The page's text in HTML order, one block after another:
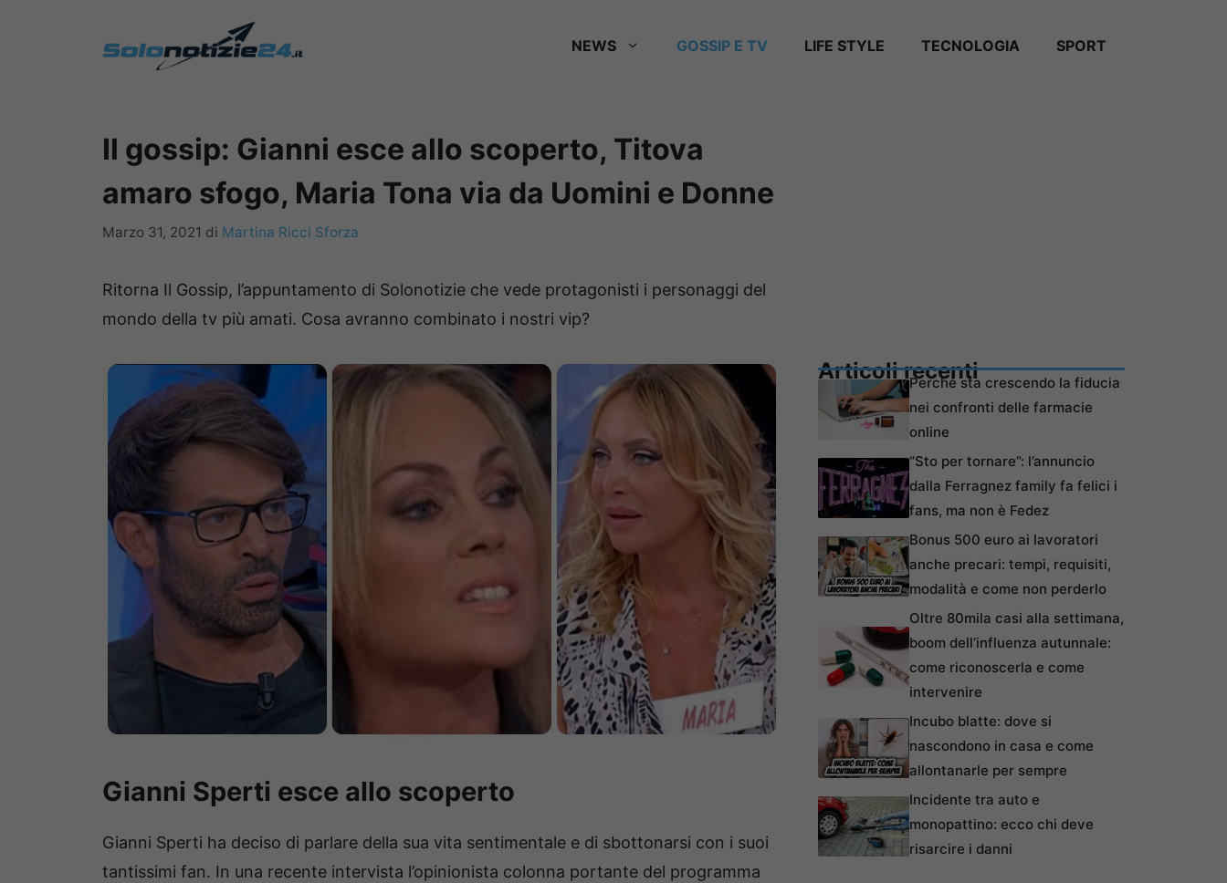
NEWS GOSSIP E TV LIFE STYLE TECNOLOGIA SPORT
Il gossip: Gianni esce allo scoperto, Titova
amaro sfogo, Maria Tona via da Uomini e Donne
Marzo 31, 2021 di Martina Ricci Sforza
Ritorna Il Gossip, l’appuntamento di Solonotizie che vede protagonisti i personaggi del
mondo della tv più amati. Cosa avranno combinato i nostri vip?
Gianni Sperti esce allo scoperto
Gianni Sperti ha deciso di parlare della sua vita sentimentale e di sbottonarsi con i suoi
tantissimi fan. In una recente intervista l’opinionista colonna portante del programma
Articoli recentiPerché sta crescendo la fiducia
nei confronti delle farmacie
online
“Sto per tornare”: l’annuncio
dalla Ferragnez family fa felici i
fans, ma non è Fedez
Bonus 500 euro ai lavoratori
anche precari: tempi, requisiti,
modalità e come non perderlo
Oltre 80mila casi alla settimana,
boom dell’influenza autunnale:
come riconoscerla e come
intervenire
Incubo blatte: dove si
nascondono in casa e come
allontanarle per sempre
Incidente tra auto e
monopattino: ecco chi deve
risarcire i danni